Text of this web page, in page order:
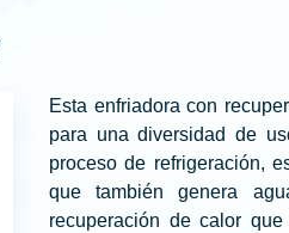
Esta enfriadora con
para una diversidad de
proceso de refrigeración,
que también genera
recuperación de calor